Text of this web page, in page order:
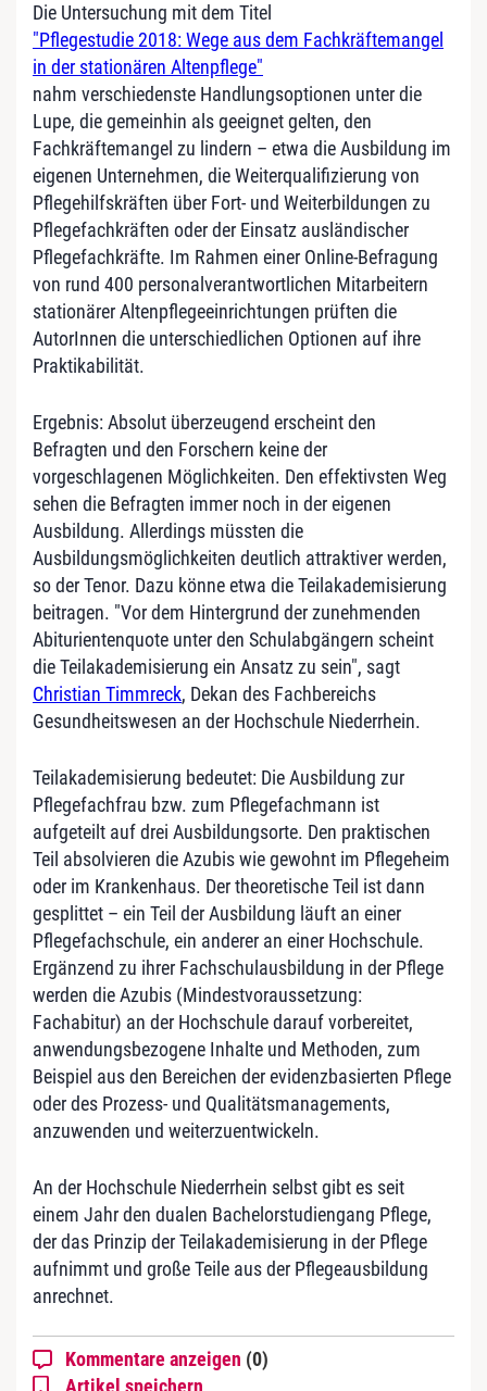
Die Untersuchung mit dem Titel
"Pflegestudie 2018: Wege aus dem Fachkräftemangel
in der stationären Altenpflege"
nahm verschiedenste Handlungsoptionen unter die
Lupe, die gemeinhin als geeignet gelten, den
Fachkräftemangel zu lindern – etwa die Ausbildung im
eigenen Unternehmen, die Weiterqualifizierung von
Pflegehilfskräften über Fort- und Weiterbildungen zu
Pflegefachkräften oder der Einsatz ausländischer
Pflegefachkräfte. Im Rahmen einer Online-Befragung
von rund 400 personalverantwortlichen Mitarbeitern
stationärer Altenpflegeeinrichtungen prüften die
AutorInnen die unterschiedlichen Optionen auf ihre
Praktikabilität.
Ergebnis: Absolut überzeugend erscheint den
Befragten und den Forschern keine der
vorgeschlagenen Möglichkeiten. Den effektivsten Weg
sehen die Befragten immer noch in der eigenen
Ausbildung. Allerdings müssten die
Ausbildungsmöglichkeiten deutlich attraktiver werden,
so der Tenor. Dazu könne etwa die Teilakademisierung
beitragen. "Vor dem Hintergrund der zunehmenden
Abiturientenquote unter den Schulabgängern scheint
die Teilakademisierung ein Ansatz zu sein", sagt
Christian Timmreck, Dekan des Fachbereichs
Gesundheitswesen an der Hochschule Niederrhein.
Teilakademisierung bedeutet: Die Ausbildung zur
Pflegefachfrau bzw. zum Pflegefachmann ist
aufgeteilt auf drei Ausbildungsorte. Den praktischen
Teil absolvieren die Azubis wie gewohnt im Pflegeheim
oder im Krankenhaus. Der theoretische Teil ist dann
gesplittet – ein Teil der Ausbildung läuft an einer
Pflegefachschule, ein anderer an einer Hochschule.
Ergänzend zu ihrer Fachschulausbildung in der Pflege
werden die Azubis (Mindestvoraussetzung:
Fachabitur) an der Hochschule darauf vorbereitet,
anwendungsbezogene Inhalte und Methoden, zum
Beispiel aus den Bereichen der evidenzbasierten Pflege
oder des Prozess- und Qualitätsmanagements,
anzuwenden und weiterzuentwickeln.
An der Hochschule Niederrhein selbst gibt es seit
einem Jahr den dualen Bachelorstudiengang Pflege,
der das Prinzip der Teilakademisierung in der Pflege
aufnimmt und große Teile aus der Pflegeausbildung
anrechnet.
Kommentare anzeigen (0)
Artikel speichern